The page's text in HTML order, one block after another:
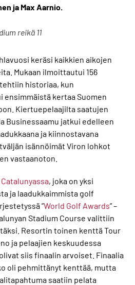
ja Max Aarnio.
reikä 11
keräsi kaikkien aikojen
Mukaan ilmoittautui 156
historiaa, kun
ensimmäistä kertaa Suomen
Kiertuepelaajilta saatujen
Businessaamu jatkui edelleen
ja kiinnostavana
isännöimät Viron lohkot
vastaanoton.
Catalunyassa, joka on yksi
ja laadukkaimmista golf
”World Golf Awards” –
Stadium Course valittiin
Resortin toinen kenttä Tour
ja pelaajien keskuudessa
siis finaalin arvoiset. Finaalia
oli pehmittänyt kenttää, mutta
saatiin pelata